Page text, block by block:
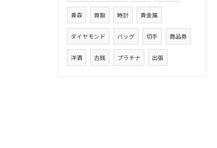
青森 買取 時計 貴金属
ダイヤモンド バッグ 切手 商品券
洋酒 古銭 プラチナ 出張